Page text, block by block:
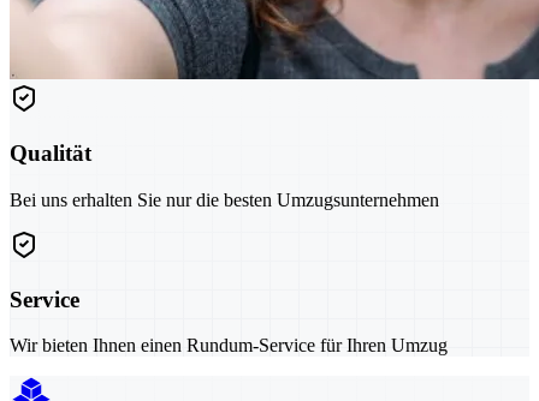
Qualität
Bei uns erhalten Sie nur die besten Umzugsunternehmen
Service
Wir bieten Ihnen einen Rundum-Service für Ihren Umzug